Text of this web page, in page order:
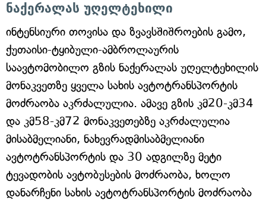
ნაქერალას უღელტეხილი
ინტენსიური თოვისა და ზვავსშიშროების გამო,
ქუთაისი-ტყიბული-ამბროლაურის
საავტომობილო გზის ნაქერალას უღელტეხილის
მონაკვეთზე ყველა სახის ავტოტრანსპორტის
მოძრაობა აკრძალულია. ამავე გზის კმ20-კმ34
და კმ58-კმ72 მონაკვეთებზე აკრძალულია
მისაბმელიანი, ნახევრადმისაბმელიანი
ავტოტრანსპორტის და 30 ადგილზე მეტი
ტევადობის ავტობუსების მოძრაობა, ხოლო
დანარჩენი სახის ავტოტრანსპორტის მოძრაობა